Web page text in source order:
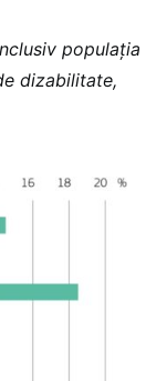
populația
dizabilitate,